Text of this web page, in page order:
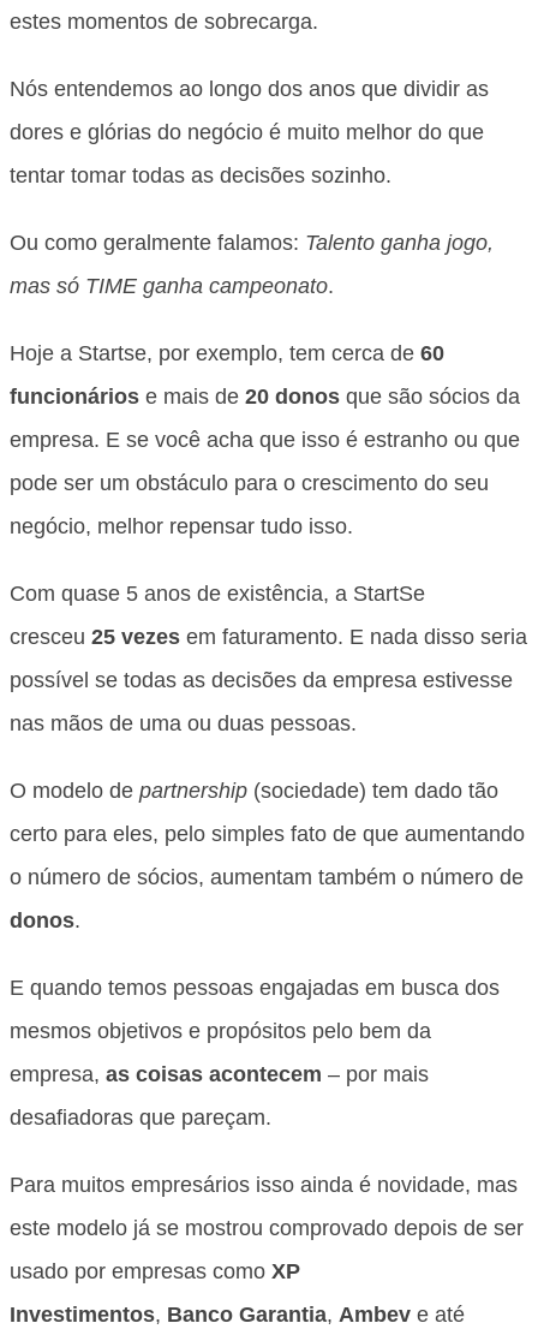
estes momentos de sobrecarga.
Nós entendemos ao longo dos anos que dividir as
dores e glórias do negócio é muito melhor do que
tentar tomar todas as decisões sozinho.
Ou como geralmente falamos: Talento ganha jogo,
mas só TIME ganha campeonato.
Hoje a Startse, por exemplo, tem cerca de 60
funcionários e mais de 20 donos que são sócios da
empresa. E se você acha que isso é estranho ou que
pode ser um obstáculo para o crescimento do seu
negócio, melhor repensar tudo isso.
Com quase 5 anos de existência, a StartSe
cresceu 25 vezes em faturamento. E nada disso seria
possível se todas as decisões da empresa estivesse
nas mãos de uma ou duas pessoas.
O modelo de partnership (sociedade) tem dado tão
certo para eles, pelo simples fato de que aumentando
o número de sócios, aumentam também o número de
donos.
E quando temos pessoas engajadas em busca dos
mesmos objetivos e propósitos pelo bem da
empresa, as coisas acontecem – por mais
desafiadoras que pareçam.
Para muitos empresários isso ainda é novidade, mas
este modelo já se mostrou comprovado depois de ser
usado por empresas como XP
Investimentos, Banco Garantia, Ambev e até